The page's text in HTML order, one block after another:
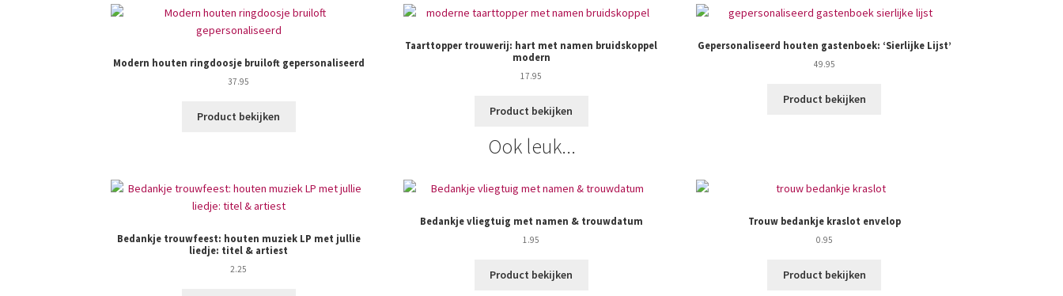
Modern houten ringdoosje bruiloft gepersonaliseerd
37.95
Product bekijken
Taarttopper trouwerij: hart met namen bruidskoppel
modern
17.95
Product bekijken
Gepersonaliseerd houten gastenboek: ‘Sierlijke Lijst’
49.95
Product bekijken
Ook leuk...
Bedankje trouwfeest: houten muziek LP met jullie
liedje: titel & artiest
2.25
Bedankje vliegtuig met namen & trouwdatum
1.95
Product bekijken
Trouw bedankje kraslot envelop
0.95
Product bekijken